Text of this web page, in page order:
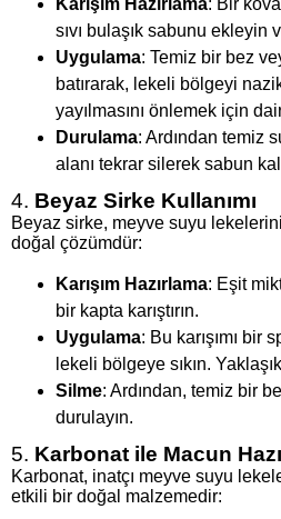
sıvı bulaşık sabunu ekleyin
Uygulama: Temiz bir bez
batırarak, lekeli bölgeyi
yayılmasını önlemek için
Durulama: Ardından temiz
alanı tekrar silerek sabun
4. Beyaz Sirke Kullanımı
Beyaz sirke, meyve suyu
doğal çözümdür:
Karışım Hazırlama: Eşit
bir kapta karıştırın.
Uygulama: Bu karışımı bir
lekeli bölgeye sıkın.
Silme: Ardından, temiz bir
durulayın.
5. Karbonat ile Macun
Karbonat, inatçı meyve suyu
etkili bir doğal malzemedir: